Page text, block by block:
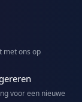
met ons op
voor een nieuwe